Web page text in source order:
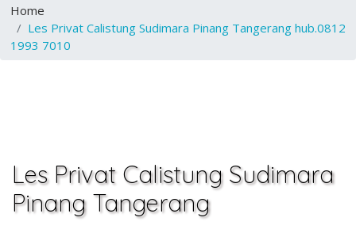
Home
Les Privat Calistung Sudimara Pinang Tangerang hub.0812
1993 7010
Les Privat Calistung Sudimara
Pinang Tangerang